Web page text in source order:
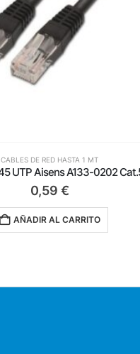
CABLES DE RED HASTA 1 MT
0,59 €
AÑADIR AL CARRITO